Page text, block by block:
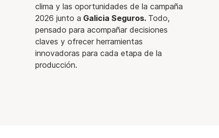
clima y las oportunidades de la campaña
2026 junto a Galicia Seguros. Todo,
pensado para acompañar decisiones
claves y ofrecer herramientas
innovadoras para cada etapa de la
producción.